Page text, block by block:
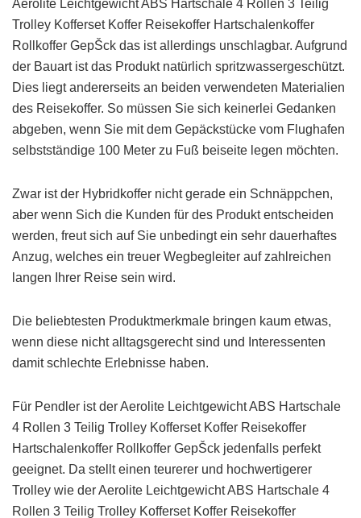
Aerolite Leichtgewicht ABS Hartschale 4 Rollen 3 Teilig
Trolley Kofferset Koffer Reisekoffer Hartschalenkoffer
Rollkoffer GepŠck das ist allerdings unschlagbar. Aufgrund
der Bauart ist das Produkt natürlich spritzwassergeschützt.
Dies liegt andererseits an beiden verwendeten Materialien
des Reisekoffer. So müssen Sie sich keinerlei Gedanken
abgeben, wenn Sie mit dem Gepäckstücke vom Flughafen
selbstständige 100 Meter zu Fuß beiseite legen möchten.
Zwar ist der Hybridkoffer nicht gerade ein Schnäppchen,
aber wenn Sich die Kunden für des Produkt entscheiden
werden, freut sich auf Sie unbedingt ein sehr dauerhaftes
Anzug, welches ein treuer Wegbegleiter auf zahlreichen
langen Ihrer Reise sein wird.
Die beliebtesten Produktmerkmale bringen kaum etwas,
wenn diese nicht alltagsgerecht sind und Interessenten
damit schlechte Erlebnisse haben.
Für Pendler ist der Aerolite Leichtgewicht ABS Hartschale
4 Rollen 3 Teilig Trolley Kofferset Koffer Reisekoffer
Hartschalenkoffer Rollkoffer GepŠck jedenfalls perfekt
geeignet. Da stellt einen teurerer und hochwertigerer
Trolley wie der Aerolite Leichtgewicht ABS Hartschale 4
Rollen 3 Teilig Trolley Kofferset Koffer Reisekoffer